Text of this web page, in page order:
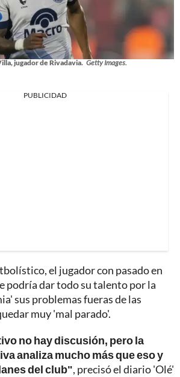
jugador de Rivadavia. Getty Images.
PUBLICIDAD
el jugador con pasado en
podría dar todo su talento por la
sus problemas fueras de las
muy 'mal parado'.
no hay discusión, pero la
analiza mucho más que eso y
del club", precisó el diario 'Olé'